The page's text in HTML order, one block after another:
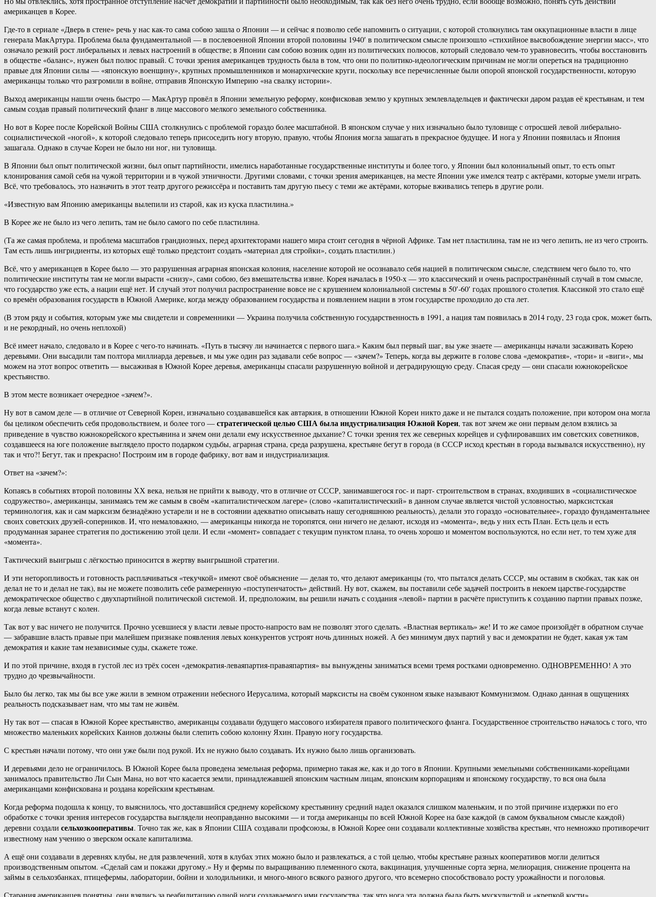
американцев в Корее.
Где-то в сериале «Дверь в стене» речь у нас как-то сама собою зашла о Японии — и сейчас я позволю себе напомнить о ситуации, с которой столкнулись там оккупационные власти в лице
генерала МакАртура. Проблема была фундаментальной — в послевоенной Японии второй половины 1940′ в политическом смысле произошло «стихийное высвобождение энергии масс», что
означало резкий рост либеральных и левых настроений в обществе; в Японии сам собою возник один из политических полюсов, который следовало чем-то уравновесить, чтобы восстановить
в обществе «баланс», нужен был полюс правый. С точки зрения американцев трудность была в том, что они по политико-идеологическим причинам не могли опереться на традиционно
правые для Японии силы — «японскую военщину», крупных промышленников и монархические круги, поскольку все перечисленные были опорой японской государственности, которую
американцы только что разгромили в войне, отправив Японскую Империю «на свалку истории».
Выход американцы нашли очень быстро — МакАртур провёл в Японии земельную реформу, конфисковав землю у крупных землевладельцев и фактически даром раздав её крестьянам, и тем
самым создав правый политический фланг в лице массового мелкого земельного собственника.
Но вот в Корее после Корейской Войны США столкнулись с проблемой гораздо более масштабной. В японском случае у них изначально было туловище с отросшей левой либерально-
социалистической «ногой», к которой следовало теперь присоседить ногу вторую, правую, чтобы Япония могла зашагать в прекрасное будущее. И нога у Японии появилась и Япония
зашагала. Однако в случае Кореи не было ни ног, ни туловища.
В Японии был опыт политической жизни, был опыт партийности, имелись наработанные государственные институты и более того, у Японии был колониальный опыт, то есть опыт
клонирования самой себя на чужой территории и в чужой этничности. Другими словами, с точки зрения американцев, на месте Японии уже имелся театр с актёрами, которые умели играть.
Всё, что требовалось, это назначить в этот театр другого режиссёра и поставить там другую пьесу с теми же актёрами, которые вживались теперь в другие роли.
«Известную вам Японию американцы вылепили из старой, как из куска пластилина.»
В Корее же не было из чего лепить, там не было самого по себе пластилина.
(Та же самая проблема, и проблема масштабов грандиозных, перед архитекторами нашего мира стоит сегодня в чёрной Африке. Там нет пластилина, там не из чего лепить, не из чего строить.
Там есть лишь ингридиенты, из которых ещё только предстоит создать «материал для стройки», создать пластилин.)
Всё, что у американцев в Корее было — это разрушенная аграрная японская колония, население которой не осознавало себя нацией в политическом смысле, следствием чего было то, что
политические институты там не могли вырасти «снизу», сами собою, без вмешательства извне. Корея началась в 1950-х — это классический и очень распространённый случай в том смысле,
что государство уже есть, а нации ещё нет. И случай этот получил распространение вовсе не с крушением колониальной системы в 50′-60′ годах прошлого столетия. Классикой это стало ещё
со времён образования государств в Южной Америке, когда между образованием государства и появлением нации в этом государстве проходило до ста лет.
(В этом ряду и события, которым уже мы свидетели и современники — Украина получила собственную государственность в 1991, а нация там появилась в 2014 году, 23 года срок, может быть,
и не рекордный, но очень неплохой)
Всё имеет начало, следовало и в Корее с чего-то начинать. «Путь в тысячу ли начинается с первого шага.» Каким был первый шаг, вы уже знаете — американцы начали засаживать Корею
деревьями. Они высадили там полтора миллиарда деревьев, и мы уже один раз задавали себе вопрос — «зачем?» Теперь, когда вы держите в голове слова «демократия», «тори» и «виги», мы
можем на этот вопрос ответить — высаживая в Южной Корее деревья, американцы спасали разрушенную войной и деградирующую среду. Спасая среду — они спасали южнокорейское
крестьянство.
В этом месте возникает очередное «зачем?».
Ну вот в самом деле — в отличие от Северной Кореи, изначально создававшейся как автаркия, в отношении Южной Кореи никто даже и не пытался создать положение, при котором она могла
бы целиком обеспечить себя продовольствием, и более того —стратегической целью США была индустриализация Южной Кореи, так вот зачем же они первым делом взялись за
приведение в чувство южнокорейского крестьянина и зачем они делали ему искусственное дыхание? С точки зрения тех же северных корейцев и суфлировавших им советских советников,
создавшееся на юге положение выглядело просто подарком судьбы, аграрная страна, среда разрушена, крестьяне бегут в города (в СССР исход крестьян в города вызывался искусственно), ну
так и что?! Бегут, так и прекрасно! Построим им в городе фабрику, вот вам и индустриализация.
Ответ на «зачем?»:
Копаясь в событиях второй половины ХХ века, нельзя не прийти к выводу, что в отличие от СССР, занимавшегося гос- и парт- строительством в странах, входивших в «социалистическое
содружество», американцы, занимаясь тем же самым в своём «капиталистическом лагере» (слово «капиталистический» в данном случае является чистой условностью, марксистская
терминология, как и сам марксизм безнадёжно устарели и не в состоянии адекватно описывать нашу сегодняшнюю реальность), делали это гораздо «основательнее», гораздо фундаментальнее
своих советских друзей-соперников. И, что немаловажно, — американцы никогда не торопятся, они ничего не делают, исходя из «момента», ведь у них есть План. Есть цель и есть
продуманная заранее стратегия по достижению этой цели. И если «момент» совпадает с текущим пунктом плана, то очень хорошо и моментом воспользуются, но если нет, то тем хуже для
«момента».
Тактический выигрыш с лёгкостью приносится в жертву выигрышной стратегии.
И эти неторопливость и готовность расплачиваться «текучкой» имеют своё объяснение — делая то, что делают американцы (то, что пытался делать СССР, мы оставим в скобках, так как он
делал не то и делал не так), вы не можете позволить себе размеренную «поступенчатость» действий. Ну вот, скажем, вы поставили себе задачей построить в некоем царстве-государстве
демократическое общество с двухпартийной политической системой. И, предположим, вы решили начать с создания «левой» партии в расчёте приступить к созданию партии правых позже,
когда левые встанут с колен.
Так вот у вас ничего не получится. Прочно усевшиеся у власти левые просто-напросто вам не позволят этого сделать. «Властная вертикаль» же! И то же самое произойдёт в обратном случае
— забравшие власть правые при малейшем признаке появления левых конкурентов устроят ночь длинных ножей. А без минимум двух партий у вас и демократии не будет, какая уж там
демократия и какие там независимые суды, скажете тоже.
И по этой причине, входя в густой лес из трёх сосен «демократия-леваяпартия-праваяпартия» вы вынуждены заниматься всеми тремя ростками одновременно. ОДНОВРЕМЕННО! А это
трудно до чрезвычайности.
Было бы легко, так мы бы все уже жили в земном отражении небесного Иерусалима, который марксисты на своём суконном языке называют Коммунизмом. Однако данная в ощущениях
реальность подсказывает нам, что мы там не живём.
Ну так вот — спасая в Южной Корее крестьянство, американцы создавали будущего массового избирателя правого политического фланга. Государственное строительство началось с того, что
множество маленьких корейских Каинов должны были слепить собою колонну Яхин. Правую ногу государства.
С крестьян начали потому, что они уже были под рукой. Их не нужно было создавать. Их нужно было лишь организовать.
И деревьями дело не ограничилось. В Южной Корее была проведена земельная реформа, примерно такая же, как и до того в Японии. Крупными земельными собственниками-корейцами
занималось правительство Ли Сын Мана, но вот что касается земли, принадлежавшей японским частным лицам, японским корпорациям и японскому государству, то вся она была
американцами конфискована и роздана корейским крестьянам.
Когда реформа подошла к концу, то выяснилось, что доставшийся среднему корейскому крестьянину средний надел оказался слишком маленьким, и по этой причине издержки по его
обработке с точки зрения интересов государства выглядели неоправданно высокими — и тогда американцы по всей Южной Корее на базе каждой (в самом буквальном смысле каждой)
деревни создали сельхозкооперативы. Точно так же, как в Японии США создавали профсоюзы, в Южной Корее они создавали коллективные хозяйства крестьян, что немножко противоречит
известному нам учению о зверском оскале капитализма.
А ещё они создавали в деревнях клубы, не для развлечений, хотя в клубах этих можно было и развлекаться, а с той целью, чтобы крестьяне разных кооперативов могли делиться
производственным опытом. «Сделай сам и покажи другому.» Ну и фермы по выращиванию племенного скота, вакцинация, улучшенные сорта зерна, мелиорация, снижение процента на
займы в сельхозбанках, птицефермы, лаборатории, бойни и холодильники, и много-много всякого разного другого, что всемерно способствовало росту урожайности и поголовья.